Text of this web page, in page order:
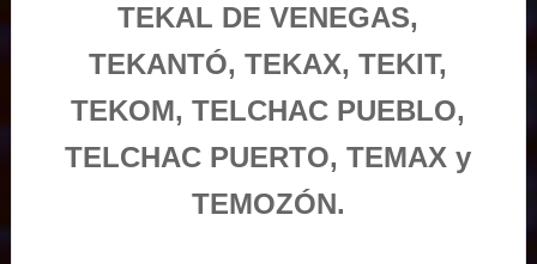
TEKAL DE VENEGAS,
TEKANTÓ, TEKAX, TEKIT,
TEKOM, TELCHAC PUEBLO,
TELCHAC PUERTO, TEMAX y
TEMOZÓN.